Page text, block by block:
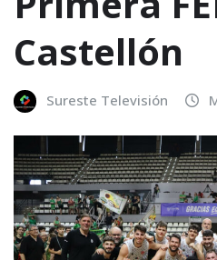
Castellón
Sureste Televisión